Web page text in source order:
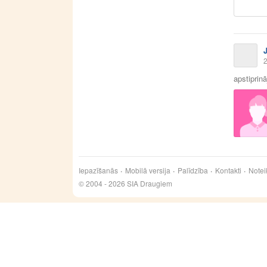
Iepazīšanās Mobilā versija Palīdzība Kontakti
© 2004 - 2026 SIA Draugiem